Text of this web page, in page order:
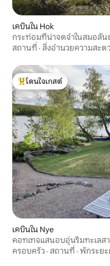
เคบินใน Hok
กระท่อมที่น่าจดจำในสมอลัน
สถานที่ · สิ่งอำนวยความสะด
โดนใจเกสต์ที่สุด
โดนใจเกสต์
เคบินใน Nye
คอทเทจแสนอบอุ่นริมทะเลส
และเรือ
ครอบครัว · สถานที่ · พักระยะ